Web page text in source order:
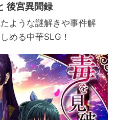
後宮異聞録
ような謎解きや事件解
める中華SLG！